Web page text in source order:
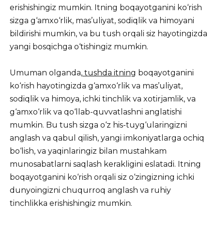
erishishingiz mumkin. Itning boqayotganini ko‘rish
sizga g‘amxo‘rlik, mas’uliyat, sodiqlik va himoyani
bildirishi mumkin, va bu tush orqali siz hayotingizda
yangi bosqichga o‘tishingiz mumkin.
Umuman olganda, tushda itning boqayotganini
ko‘rish hayotingizda g‘amxo‘rlik va mas’uliyat,
sodiqlik va himoya, ichki tinchlik va xotirjamlik, va
g‘amxo‘rlik va qo‘llab-quvvatlashni anglatishi
mumkin. Bu tush sizga o‘z his-tuyg‘ularingizni
anglash va qabul qilish, yangi imkoniyatlarga ochiq
bo‘lish, va yaqinlaringiz bilan mustahkam
munosabatlarni saqlash kerakligini eslatadi. Itning
boqayotganini ko‘rish orqali siz o‘zingizning ichki
dunyoingizni chuqurroq anglash va ruhiy
tinchlikka erishishingiz mumkin.